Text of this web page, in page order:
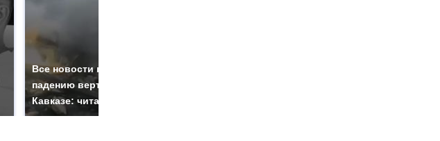
Все новости по
падению вертолета на
Кавказе: читать здесь